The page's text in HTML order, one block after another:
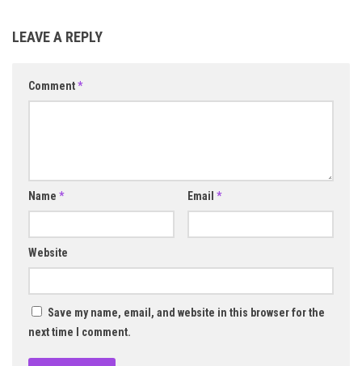
LEAVE A REPLY
Comment*
Name * Email *
Website
Save my name, email, and website in this browser for the
next time I comment.